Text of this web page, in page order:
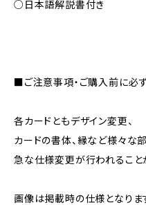
○日本語解説書付き
■ご注意事項・ご購入前に必
各カードともデザイン変更、
カードの書体、縁など様々な
急な仕様変更が行われること
画像は掲載時の仕様となりま